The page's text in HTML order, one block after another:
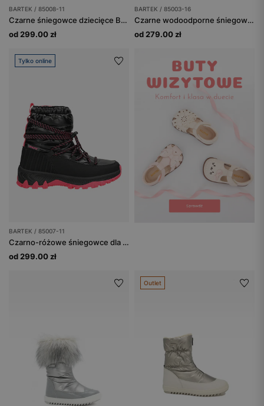
BARTEK / 85008-11
Czarne śniegowce dziecięce BARTEK 85008-11
od 299.00 zł
BARTEK / 85003-16
Czarne wodoodporne śniegowce z różowymi gwiazdkami BARTEK 85003-16
od 279.00 zł
Tylko online
BARTEK / 85007-11
Czarno-różowe śniegowce dla dziewczynki z ortalionową cholewką BARTEK 85007-11
od 299.00 zł
Outlet